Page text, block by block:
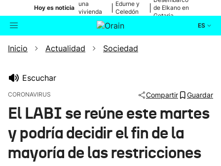
Hoy es noticia
una
vivienda
de Bilbao
Edurne y
Celedón
de Elkano en
Getaria
ES
Buscador Actualidad
Ikusmiran
Eguraldia
Inicio Actualidad Sociedad
Escuchar
CORONAVIRUS Compartir Guardar
El LABI se reúne este martes
y podría decidir el fin de la
mayoría de las restricciones